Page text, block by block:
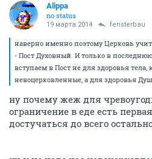
Alippa
no status
19 марта 2014 fensterbau
наверно именно поэтому Церковь
- Пост Духовный. И только в
вступаем в Пост не для здоровья
невоцерковленные, а для здоровья
ну почему жеж для
ограничение в еде есть
достучаться до всего